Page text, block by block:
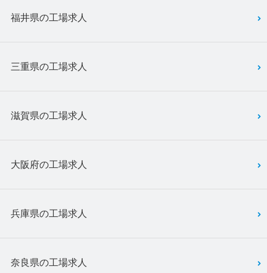
福井県の工場求人
三重県の工場求人
滋賀県の工場求人
大阪府の工場求人
兵庫県の工場求人
奈良県の工場求人